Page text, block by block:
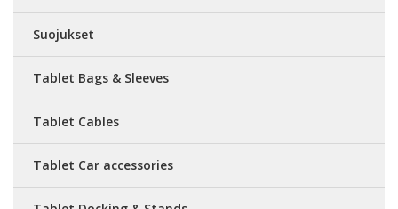
Suojukset
Tablet Bags & Sleeves
Tablet Cables
Tablet Car accessories